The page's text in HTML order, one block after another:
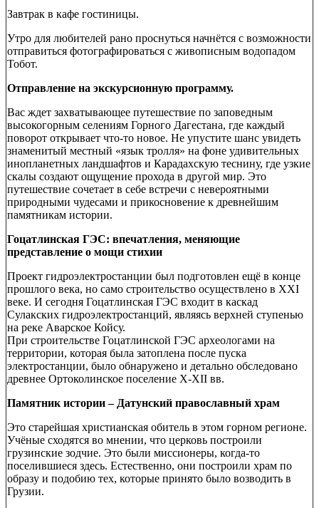
Завтрак в кафе гостиницы.
Утро для любителей рано проснуться начнётся с возможности
отправиться фотографироваться с живописным водопадом
Тобот.
Отправление на экскурсионную программу.
Вас ждет захватывающее путешествие по заповедным
высокогорным селениям Горного Дагестана, где каждый
поворот открывает что-то новое. Не упустите шанс увидеть
знаменитый местный «язык тролля» на фоне удивительных
инопланетных ландшафтов и Карадахскую теснину, где узкие
скалы создают ощущение прохода в другой мир. Это
путешествие сочетает в себе встречи с невероятными
природными чудесами и прикосновение к древнейшим
памятникам истории.
Гоцатлинская ГЭС: впечатления, меняющие
представление о мощи стихии
Проект гидроэлектростанции был подготовлен ещё в конце
прошлого века, но само строительство осуществлено в XXI
веке. И сегодня Гоцатлинская ГЭС входит в каскад
Сулакских гидроэлектростанций, являясь верхней ступенью
на реке Аварское Койсу.
При строительстве Гоцатлинской ГЭС археологами на
территории, которая была затоплена после пуска
электростанции, было обнаружено и детально обследовано
древнее Ортоколинское поселение X-XII вв.
Памятник истории – Датунский православный храм
Это старейшая христианская обитель в этом горном регионе.
Учёные сходятся во мнении, что церковь построили
грузинские зодчие. Это были миссионеры, когда-то
поселившиеся здесь. Естественно, они построили храм по
образу и подобию тех, которые принято было возводить в
Грузии.